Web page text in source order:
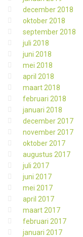
december 2018
oktober 2018
september 2018
juli 2018
juni 2018
mei 2018
april 2018
maart 2018
februari 2018
januari 2018
december 2017
november 2017
oktober 2017
augustus 2017
juli 2017
juni 2017
mei 2017
april 2017
maart 2017
februari 2017
januari 2017